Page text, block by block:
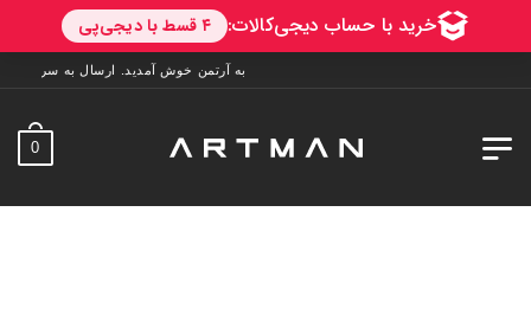
به آرتمن خوش آمدید. ارسال به سراسر ایران. 7 روز فرصت تست در منزل. 1 سال خدمات پس از
0